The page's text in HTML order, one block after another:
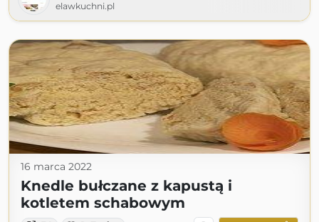
elawkuchni.pl
16 marca 2022
Knedle bułczane z kapustą i
kotletem schabowym